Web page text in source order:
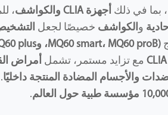
، بما في ذلك أجهزة CLIA والكواشف
،
والكواشف خصيصًا لجعل
(MQ60 smart، MQ60 proB، وMQ60 plus)
مع تزايد مستمر، تشمل أمراض
والأجسام المضادة المنتجة داخليًا
.